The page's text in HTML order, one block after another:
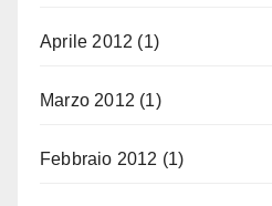
Aprile 2012 (1)
Marzo 2012 (1)
Febbraio 2012 (1)